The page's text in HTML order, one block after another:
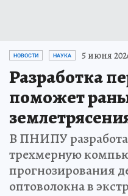
НОВОСТИ НАУКА 5 июня
Разработка
поможет
В ПНИПУ
трехмерную
прогнозирования
оптоволокна в